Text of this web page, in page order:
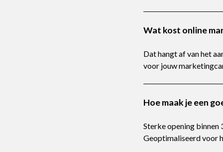
Wat kost online
Dat hangt af van het
voor jouw
Hoe maak je een
Sterke opening binnen
Geoptimaliseerd voor